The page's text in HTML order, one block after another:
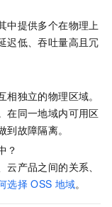
中提供多个在物理上
迟低、吞吐量高且冗
独立的物理区域。
在同一地域内可用区
故障隔离。
？
产品之间的关系、
选择 OSS 地域。